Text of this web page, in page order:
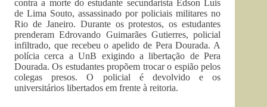
contra a morte do estudante secundarista Edson Luis
de Lima Souto, assassinado por policiais militares no
Rio de Janeiro. Durante os protestos, os estudantes
prenderam Edrovando Guimarães Gutierres, policial
infiltrado, que recebeu o apelido de Pera Dourada. A
polícia cerca a UnB exigindo a libertação de Pera
Dourada. Os estudantes propõem trocar o espião pelos
colegas presos. O policial é devolvido e os
universitários libertados em frente à reitoria.